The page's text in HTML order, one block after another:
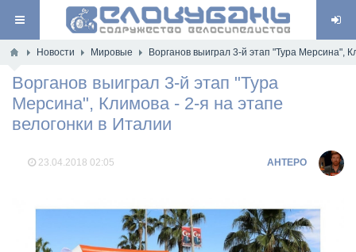
Новости Мировые Ворганов выиграл 3-й этап "Тура Мерсина",
Ворганов выиграл 3-й этап "Тура
Мерсина", Климова - 2-я на этапе
велогонки в Италии
23.04.2018 02:05 AHTEPO